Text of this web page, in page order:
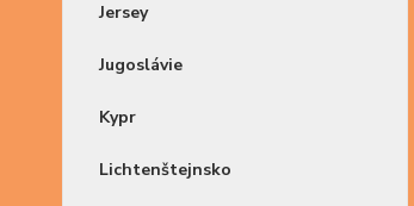
Jersey
Jugoslávie
Kypr
Lichtenštejnsko